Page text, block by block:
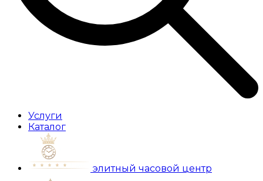
Услуги
Каталог
элитный часовой центр